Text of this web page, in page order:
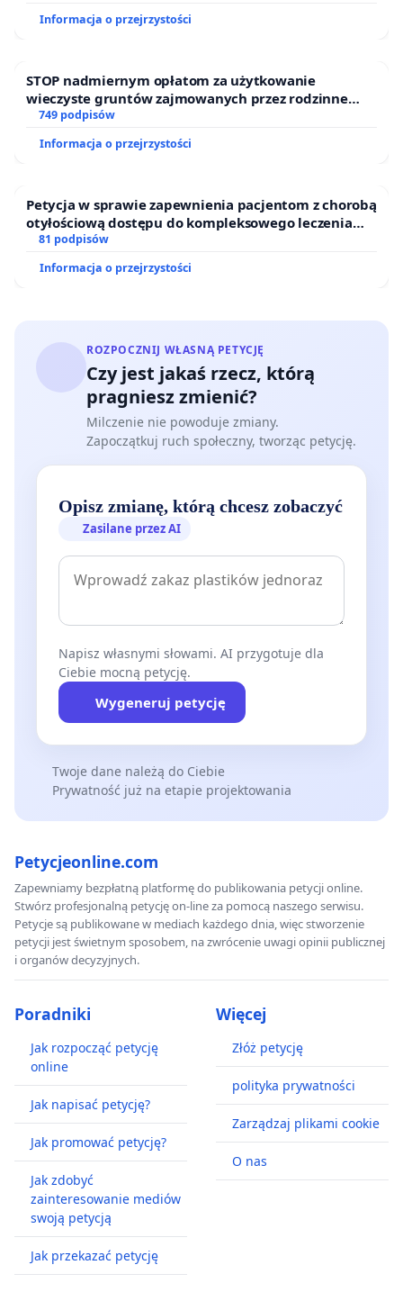
Informacja o przejrzystości
STOP nadmiernym opłatom za użytkowanie
wieczyste gruntów zajmowanych przez rodzinne
ogrody działkowe.
749 podpisów
Informacja o przejrzystości
Petycja w sprawie zapewnienia pacjentom z chorobą
otyłościową dostępu do kompleksowego leczenia
oraz programów profilaktycznych.
81 podpisów
Informacja o przejrzystości
ROZPOCZNIJ WŁASNĄ PETYCJĘ
Czy jest jakaś rzecz, którą
pragniesz zmienić?
Milczenie nie powoduje zmiany.
Zapoczątkuj ruch społeczny, tworząc petycję.
Opisz zmianę, którą chcesz zobaczyć
Zasilane przez AI
Napisz własnymi słowami. AI przygotuje dla
Ciebie mocną petycję.
Wygeneruj petycję
Twoje dane należą do Ciebie
Prywatność już na etapie projektowania
Petycjeonline.com
Zapewniamy bezpłatną platformę do publikowania petycji online.
Stwórz profesjonalną petycję on-line za pomocą naszego serwisu.
Petycje są publikowane w mediach każdego dnia, więc stworzenie
petycji jest świetnym sposobem, na zwrócenie uwagi opinii publicznej
i organów decyzyjnych.
Poradniki
Jak rozpocząć petycję
online
Jak napisać petycję?
Jak promować petycję?
Jak zdobyć
zainteresowanie mediów
swoją petycją
Jak przekazać petycję
Więcej
Złóż petycję
polityka prywatności
Zarządzaj plikami cookie
O nas